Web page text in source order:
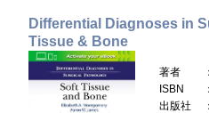
Differential Diagnoses in
Tissue & Bone
著者
ISBN
出版社